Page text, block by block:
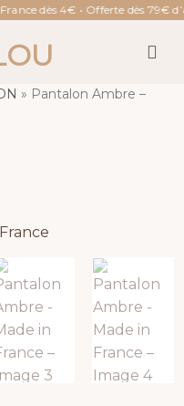
dès 4€ • Offerte dès 79€
» Pantalon Ambre –